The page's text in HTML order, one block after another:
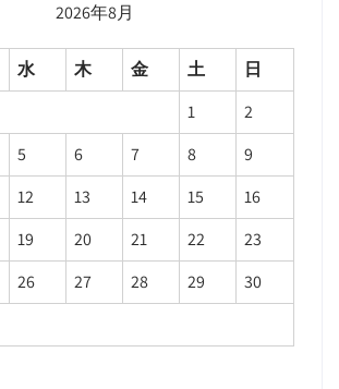
2026年8月
水 木 金 土
日
1
2
5 6 7 8
9
12 13 14 15
16
19 20 21 22
23
26 27 28 29
30